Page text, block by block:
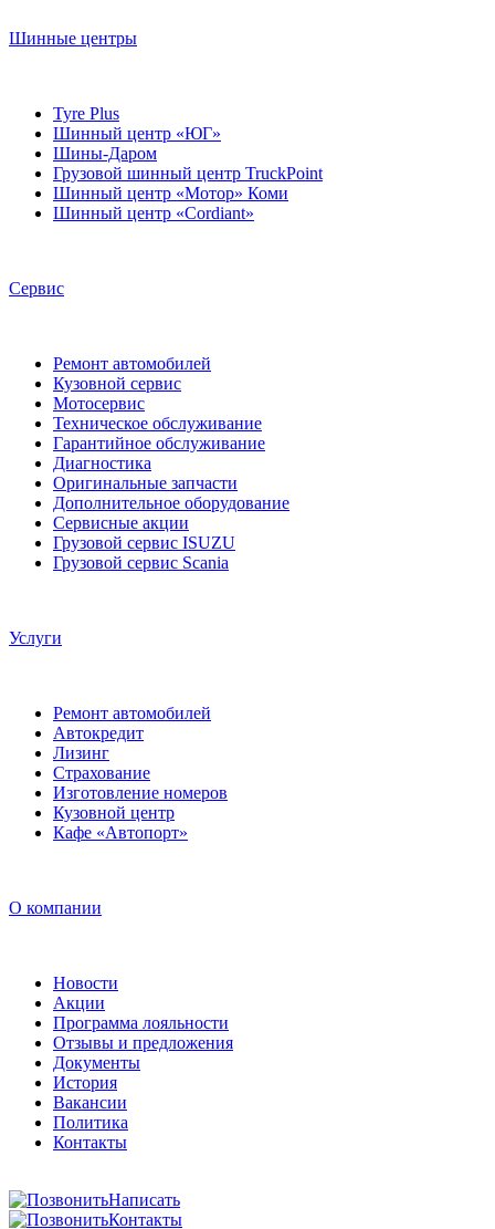
Шинный центр «ЮГ»
Шины-Даром
Грузовой шинный центр TruckPoint
Шинный центр «Мотор» Коми
Шинный центр «Cordiant»
Кузовной сервис
Мотосервис
Техническое обслуживание
Гарантийное обслуживание
Диагностика
Оригинальные запчасти
Дополнительное оборудование
Сервисные акции
Грузовой сервис ISUZU
Грузовой сервис Scania
Автокредит
Лизинг
Страхование
Изготовление номеров
Кузовной центр
Кафе «Автопорт»
Акции
Программа лояльности
Отзывы и предложения
Документы
История
Вакансии
Политика
Контакты
Контакты